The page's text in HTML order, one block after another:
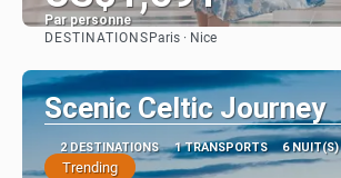
Par personne
DESTINATIONS Paris · Nice
Scenic Celtic Journey
2 DESTINATIONS 1 TRANSPORTS 6 NUIT(S)
Trending